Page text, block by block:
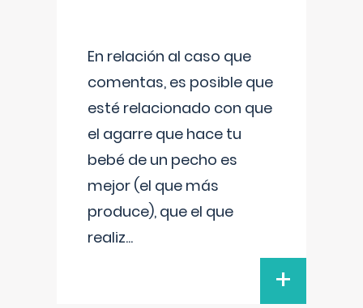
En relación al caso que
comentas, es posible que
esté relacionado con que
el agarre que hace tu
bebé de un pecho es
mejor (el que más
produce), que el que
realiz...
+